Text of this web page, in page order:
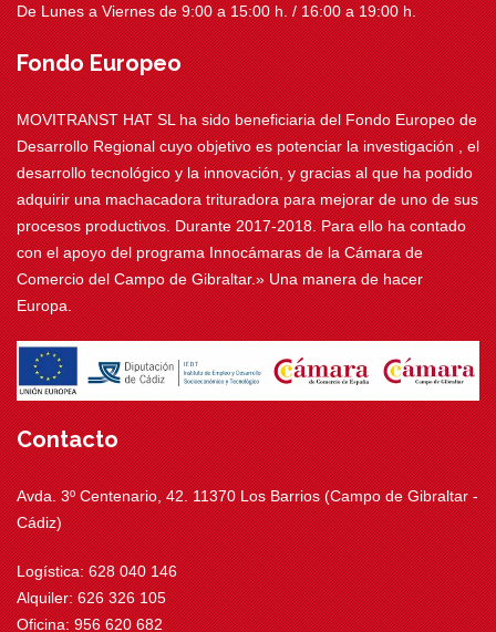
De Lunes a Viernes de 9:00 a 15:00 h. / 16:00 a 19:00 h.
Fondo Europeo
MOVITRANST HAT SL ha sido beneficiaria del Fondo Europeo de
Desarrollo Regional cuyo objetivo es potenciar la investigación , el
desarrollo tecnológico y la innovación, y gracias al que ha podido
adquirir una machacadora trituradora para mejorar de uno de sus
procesos productivos. Durante 2017-2018. Para ello ha contado
con el apoyo del programa Innocámaras de la Cámara de
Comercio del Campo de Gibraltar.» Una manera de hacer
Europa.
Contacto
Avda. 3º Centenario, 42. 11370 Los Barrios (Campo de Gibraltar -
Cádiz)
Logística: 628 040 146
Alquiler: 626 326 105
Oficina: 956 620 682